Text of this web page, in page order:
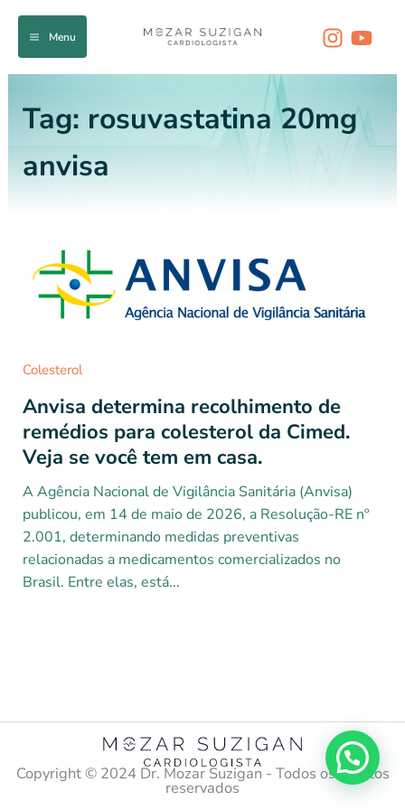
Menu
Tag: rosuvastatina 20mg
anvisa
Colesterol
Anvisa determina recolhimento de
remédios para colesterol da Cimed.
Veja se você tem em casa.
A Agência Nacional de Vigilância Sanitária (Anvisa)
publicou, em 14 de maio de 2026, a Resolução-RE nº
2.001, determinando medidas preventivas
relacionadas a medicamentos comercializados no
Brasil. Entre elas, está...
Copyright ©️ 2024 Dr. Mozar Suzigan - Todos os direitos
reservados